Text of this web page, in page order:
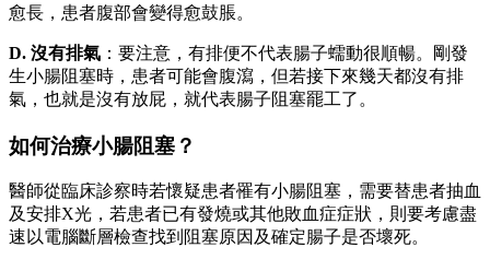
愈長，患者腹部會變得愈鼓脹。
D. 沒有排氣 ：要注意，有排便不代表腸子蠕動很順暢。剛發
生小腸阻塞時，患者可能會腹瀉，但若接下來幾天都沒有排
氣，也就是沒有放屁，就代表腸子阻塞罷工了。
如何治療小腸阻塞？
醫師從臨床診察時若懷疑患者罹有小腸阻塞，需要替患者抽血
及安排X光，若患者已有發燒或其他敗血症症狀，則要考慮盡
速以電腦斷層檢查找到阻塞原因及確定腸子是否壞死。